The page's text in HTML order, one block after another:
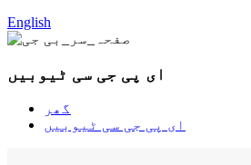
English
ای پی جی سی ٹیوبیں
گھر
ای پی جی سی ٹیوبیں